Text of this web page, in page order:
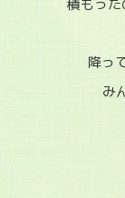
積もった
降っ
み